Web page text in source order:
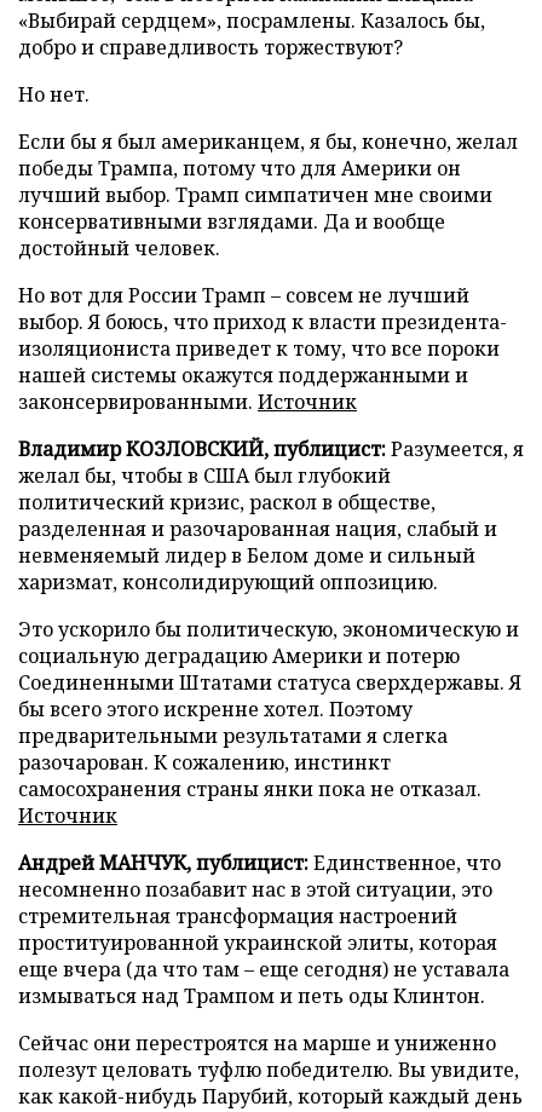
«Выбирай сердцем», посрамлены. Казалось бы,
добро и справедливость торжествуют?
Но нет.
Если бы я был американцем, я бы, конечно, желал
победы Трампа, потому что для Америки он
лучший выбор. Трамп симпатичен мне своими
консервативными взглядами. Да и вообще
достойный человек.
Но вот для России Трамп – совсем не лучший
выбор. Я боюсь, что приход к власти президента-
изоляциониста приведет к тому, что все пороки
нашей системы окажутся поддержанными и
законсервированными. Источник
Владимир КОЗЛОВСКИЙ, публицист:Разумеется, я
желал бы, чтобы в США был глубокий
политический кризис, раскол в обществе,
разделенная и разочарованная нация, слабый и
невменяемый лидер в Белом доме и сильный
харизмат, консолидирующий оппозицию.
Это ускорило бы политическую, экономическую и
социальную деградацию Америки и потерю
Соединенными Штатами статуса сверхдержавы. Я
бы всего этого искренне хотел. Поэтому
предварительными результатами я слегка
разочарован. К сожалению, инстинкт
самосохранения страны янки пока не отказал.
Источник
Андрей МАНЧУК, публицист:Единственное, что
несомненно позабавит нас в этой ситуации, это
стремительная трансформация настроений
проституированной украинской элиты, которая
еще вчера (да что там – еще сегодня) не уставала
измываться над Трампом и петь оды Клинтон.
Сейчас они перестроятся на марше и униженно
полезут целовать туфлю победителю. Вы увидите,
как какой-нибудь Парубий, который каждый день